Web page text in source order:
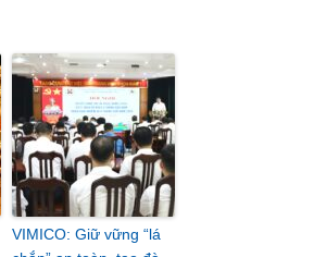
VIMICO: Giữ vững “lá